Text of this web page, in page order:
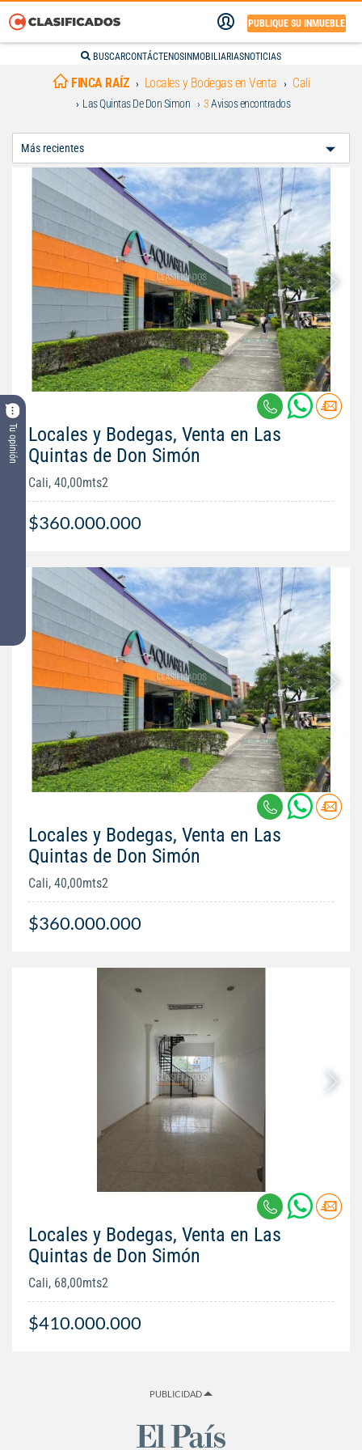
PUBLIQUE SU INMUEBLE
BUSCARCONTÁCTENOS INMOBILIARIASNOTICIAS
Tu opinión
FINCA RAÍZ Locales y Bodegas en Venta Cali
Las Quintas De Don Simon 3Avisos encontrados
Locales y Bodegas, Venta en Las
Quintas de Don Simón
Cali, 40,00mts2
$360.000.000
Locales y Bodegas, Venta en Las
Quintas de Don Simón
Cali, 40,00mts2
$360.000.000
Locales y Bodegas, Venta en Las
Quintas de Don Simón
Cali, 68,00mts2
$410.000.000
PUBLICIDAD